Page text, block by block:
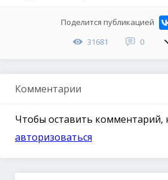
Поделится публикацией
31681
0
Комментарии
Чтобы оставить комментарий,
авторизоваться